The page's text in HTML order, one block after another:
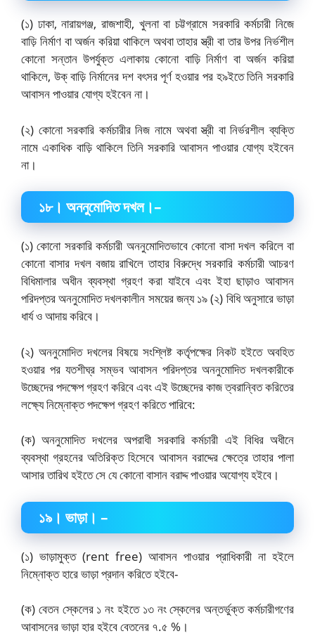
(১) ঢাকা, নারায়গঞ্জ, রাজশাহী, খুলনা বা চট্টগ্রামে সরকারি কর্মচারী নিজে
বাড়ি নির্মাণ বা অর্জন করিয়া থাকিলে অথবা তাহার স্ত্রী বা তার উপর নির্ভশীল
কোনো সন্তান উপর্যুক্ত এলাকায় কোনো বাড়ি নির্মাণ বা অর্জন করিয়া
থাকিলে, উক্ বাড়ি নির্মানের দশ বৎসর পূর্ণ হওয়ার পর হ৯ইতে তিনি সরকারি
আবাসন পাওয়ার যোগ্য হইবেন না।
(২) কোনো সরকারি কর্মচারীর নিজ নামে অথবা স্ত্রী বা নির্ভরশীল ব্যক্তি
নামে একাধিক বাড়ি থাকিলে তিনি সরকারি আবাসন পাওয়ার যোগ্য হইবেন
না।
১৮। অননুমোদিত দখল।–
(১) কোনো সরকারি কর্মচারী অননুমোদিতভাবে কোনো বাসা দখল করিলে বা
কোনো বাসার দখল বজায় রাখিলে তাহার বিরুদ্ধে সরকারি কর্মচারী আচরণ
বিধিমালার অধীন ব্যবস্থা গ্রহণ করা যাইবে এবং ইহা ছাড়াও আবাসন
পরিদপ্তর অননুমোদিত দখলকালীন সময়ের জন্য ১৯ (২) বিধি অনুসারে ভাড়া
ধার্য ও আদায় করিবে।
(২) অননুমোদিত দখলের বিষয়ে সংশ্লিষ্ট কর্তৃপক্ষের নিকট হইতে অবহিত
হওয়ার পর যতশীঘ্র সম্ভব আবাসন পরিদপ্তর অননুমোদিত দখলকারীকে
উচ্ছেদের পদক্ষেপ গ্রহণ করিবে এবং এই উচ্ছেদের কাজ ত্বরান্বিত করিতের
লক্ষ্যে নিম্নোক্ত পদক্ষেপ গ্রহণ করিতে পারিবে:
(ক) অননুমোদিত দখলের অপরাধী সরকারি কর্মচারী এই বিধির অধীনে
ব্যবস্থা গ্রহনের অতিরিক্ত হিসেবে আবাসন বরাদ্দের ক্ষেত্রে তাহার পালা
আসার তারিথ হইতে সে যে কোনো বাসান বরাদ্দ পাওয়ার অযোগ্য হইবে।
১৯। ভাড়া। –
(১) ভাড়ামুক্ত (rent free) আবাসন পাওয়ার প্রাধিকারী না হইলে
নিম্নোক্ত হারে ভাড়া প্রদান করিতে হইবে-
(ক) বেতন স্কেলের ১ নং হইতে ১৩ নং স্কেলের অন্তর্ভুক্ত কর্মচারীগণের
আবাসনের ভাড়া হার হইবে বেতনের ৭.৫ %।